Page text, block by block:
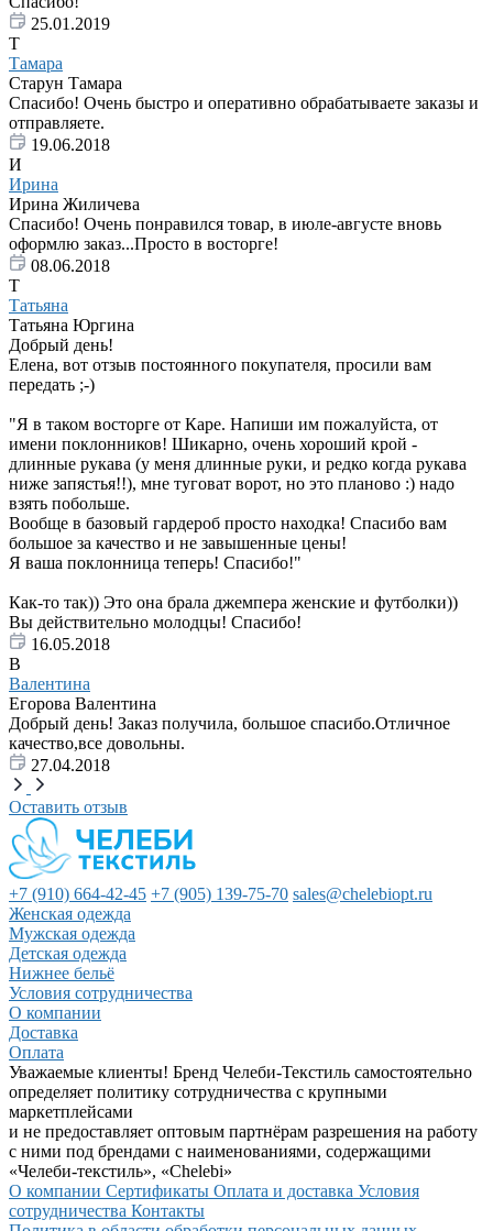
25.01.2019
Т
Тамара
Старун Тамара
Спасибо! Очень быстро и оперативно обрабатываете заказы и
отправляете.
19.06.2018
И
Ирина
Ирина Жиличева
Спасибо! Очень понравился товар, в июле-августе вновь
оформлю заказ...Просто в восторге!
08.06.2018
Т
Татьяна
Татьяна Юргина
Добрый день!
Елена, вот отзыв постоянного покупателя, просили вам
передать ;-)
"Я в таком восторге от Каре. Напиши им пожалуйста, от
имени поклонников! Шикарно, очень хороший крой -
длинные рукава (у меня длинные руки, и редко когда рукава
ниже запястья!!), мне туговат ворот, но это планово :) надо
взять побольше.
Вообще в базовый гардероб просто находка! Спасибо вам
большое за качество и не завышенные цены!
Я ваша поклонница теперь! Спасибо!"
Как-то так)) Это она брала джемпера женские и футболки))
Вы действительно молодцы! Спасибо!
16.05.2018
В
Валентина
Егорова Валентина
Добрый день! Заказ получила, большое спасибо.Отличное
качество,все довольны.
27.04.2018
Оставить отзыв
+7 (910) 664-42-45 +7 (905) 139-75-70 sales@chelebiopt.ru
Женская одежда
Мужская одежда
Детская одежда
Нижнее бельё
Условия сотрудничества
О компании
Доставка
Оплата
Уважаемые клиенты! Бренд Челеби-Текстиль самостоятельно
определяет политику сотрудничества с крупными
маркетплейсами
и не предоставляет оптовым партнёрам разрешения на работу
с ними под брендами с наименованиями, содержащими
«Челеби-текстиль», «Chelebi»
О компании Сертификаты Оплата и доставка Условия
сотрудничества Контакты